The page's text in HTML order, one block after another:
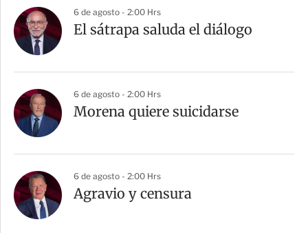
6 de agosto - 2:00 Hrs
El sátrapa saluda el diálogo
6 de agosto - 2:00 Hrs
Morena quiere suicidarse
6 de agosto - 2:00 Hrs
Agravio y censura